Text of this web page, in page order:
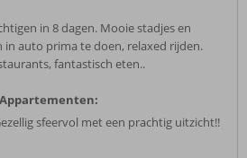
in 8 dagen. Mooie stadjes en
in auto prima te doen, relaxed rijden.
fantastisch eten..
Appartementen:
sfeervol met een prachtig uitzicht!!